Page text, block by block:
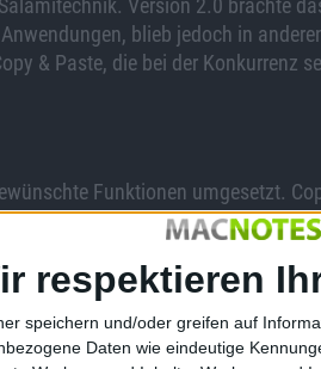
respektieren
speichern und/oder greifen auf
Daten wie eindeutige
Version 2.0 brachte
blieb jedoch in
& Paste, die bei der Konkurrenz
Funktionen umgesetzt.
von Apple verspricht in der
haben auch die Experten von
Online-Ticket der Bahn nutzen
mit der Spotlight-Funktion für